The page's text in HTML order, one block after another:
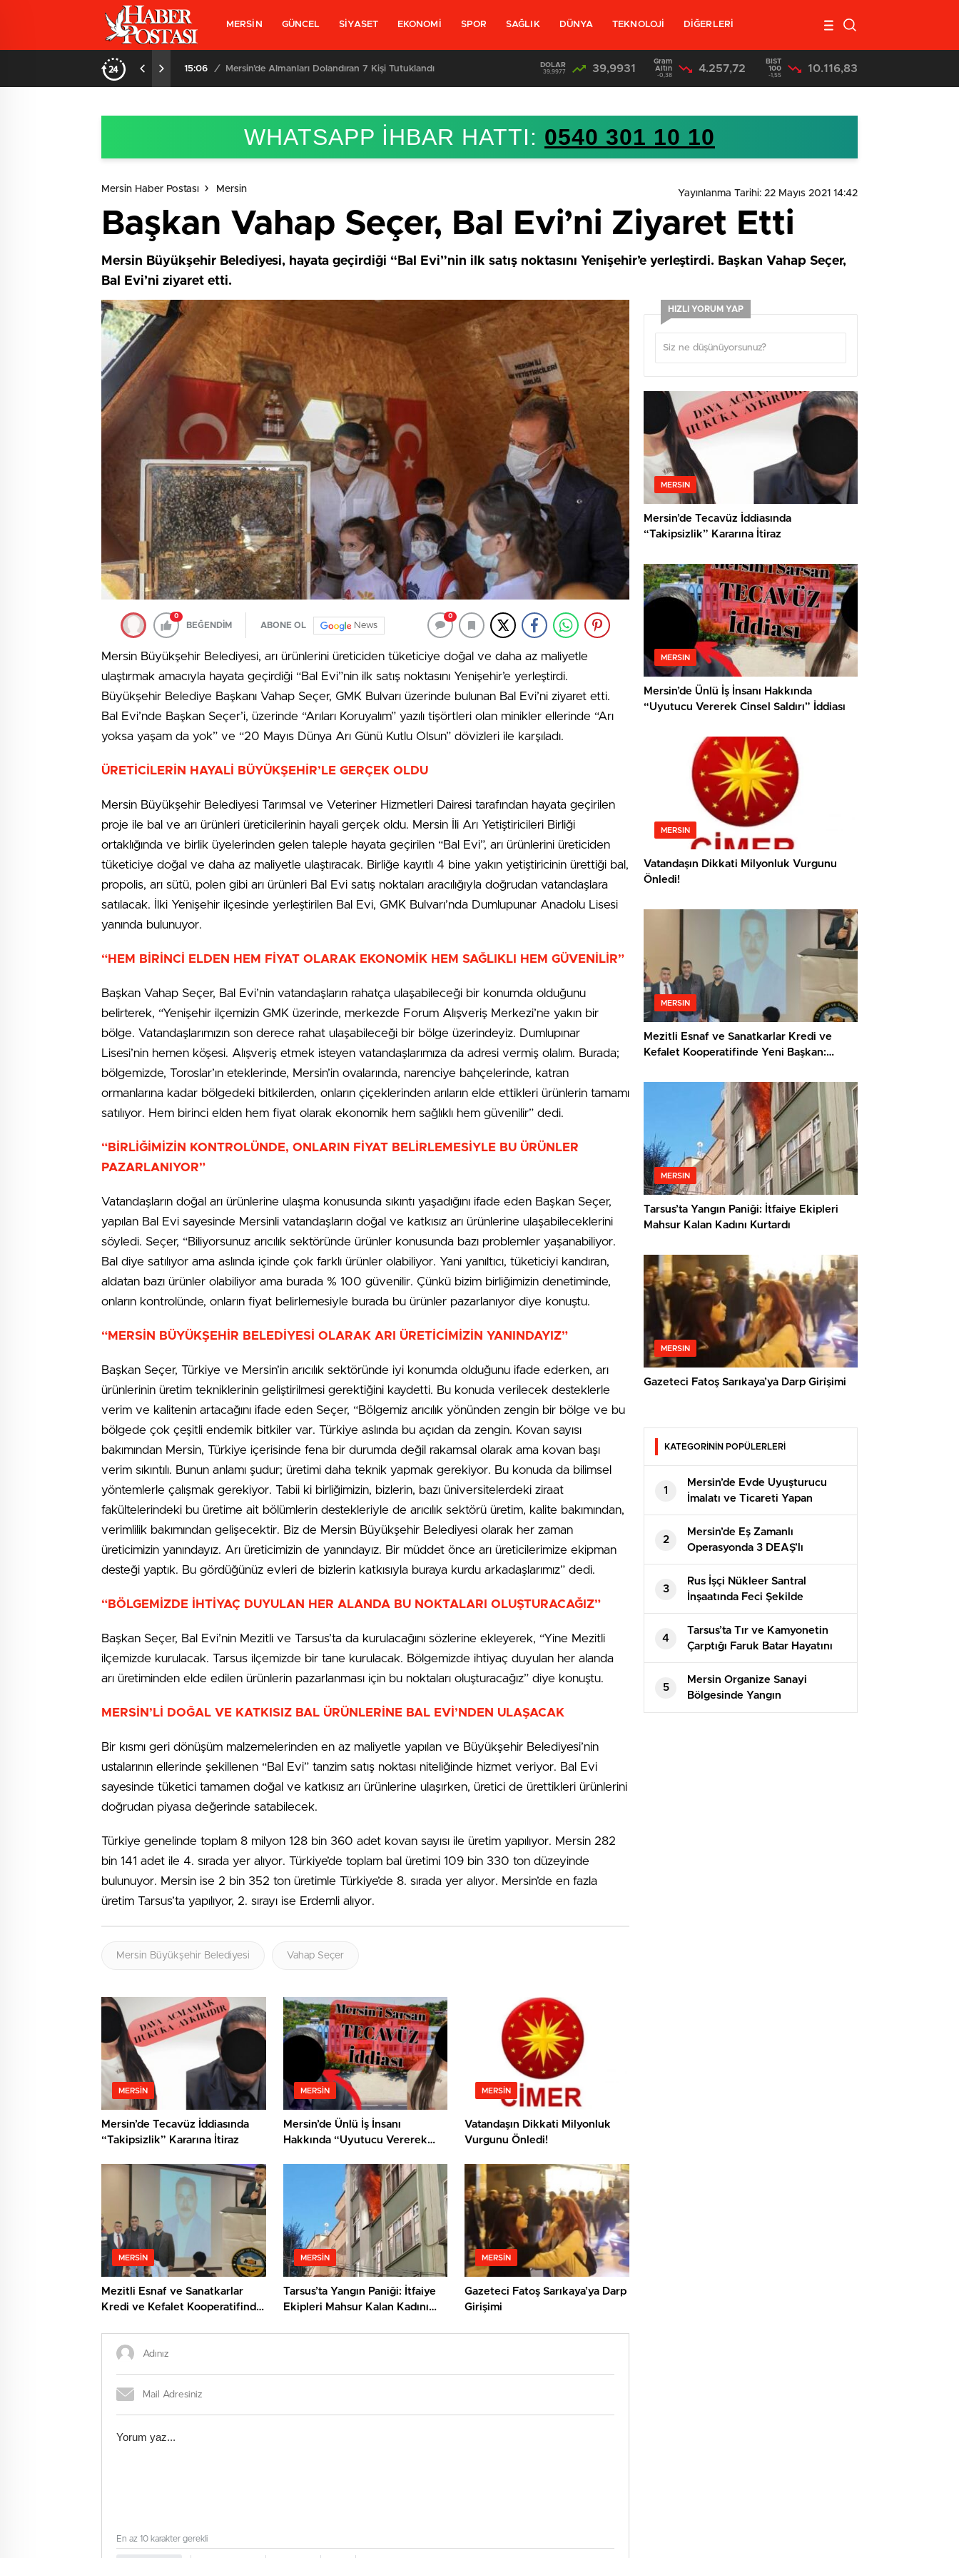
MERSİN GÜNCEL SİYASET EKONOMİ SPOR SAĞLIK DÜNYA TEKNOLOJİ DİĞERLERİ
15:06 / Mersin’de Almanları Dolandıran 7 Kişi Tutuklandı 17:36 / Mersin’de Uyuşturucu Satıcılarına Operasyon 3 Tutuklama
DOLAR
39,9977 39,9931
Gram
Altın
-0,38
4.257,72
BIST
100
-1,55
10.116,83
WHATSAPP İHBAR HATTI: 0540 301 10 10
Mersin Haber Postası Mersin Yayınlanma Tarihi: 22 Mayıs 2021 14:42
Başkan Vahap Seçer, Bal Evi’ni Ziyaret Etti
Mersin Büyükşehir Belediyesi, hayata geçirdiği “Bal Evi”nin ilk satış noktasını Yenişehir’e yerleştirdi. Başkan Vahap Seçer,
Bal Evi’ni ziyaret etti.
0
BEĞENDİM ABONE OL News
0
Mersin Büyükşehir Belediyesi, arı ürünlerini üreticiden tüketiciye doğal ve daha az maliyetle
ulaştırmak amacıyla hayata geçirdiği “Bal Evi”nin ilk satış noktasını Yenişehir’e yerleştirdi.
Büyükşehir Belediye Başkanı Vahap Seçer, GMK Bulvarı üzerinde bulunan Bal Evi’ni ziyaret etti.
Bal Evi’nde Başkan Seçer’i, üzerinde “Arıları Koruyalım” yazılı tişörtleri olan minikler ellerinde “Arı
yoksa yaşam da yok” ve “20 Mayıs Dünya Arı Günü Kutlu Olsun” dövizleri ile karşıladı.
ÜRETİCİLERİN HAYALİ BÜYÜKŞEHİR’LE GERÇEK OLDU
Mersin Büyükşehir Belediyesi Tarımsal ve Veteriner Hizmetleri Dairesi tarafından hayata geçirilen
proje ile bal ve arı ürünleri üreticilerinin hayali gerçek oldu. Mersin İli Arı Yetiştiricileri Birliği
ortaklığında ve birlik üyelerinden gelen taleple hayata geçirilen “Bal Evi”, arı ürünlerini üreticiden
tüketiciye doğal ve daha az maliyetle ulaştıracak. Birliğe kayıtlı 4 bine yakın yetiştiricinin ürettiği bal,
propolis, arı sütü, polen gibi arı ürünleri Bal Evi satış noktaları aracılığıyla doğrudan vatandaşlara
satılacak. İlki Yenişehir ilçesinde yerleştirilen Bal Evi, GMK Bulvarı’nda Dumlupunar Anadolu Lisesi
yanında bulunuyor.
“HEM BİRİNCİ ELDEN HEM FİYAT OLARAK EKONOMİK HEM SAĞLIKLI HEM GÜVENİLİR”
Başkan Vahap Seçer, Bal Evi’nin vatandaşların rahatça ulaşabileceği bir konumda olduğunu
belirterek, “Yenişehir ilçemizin GMK üzerinde, merkezde Forum Alışveriş Merkezi’ne yakın bir
bölge. Vatandaşlarımızın son derece rahat ulaşabileceği bir bölge üzerindeyiz. Dumlupınar
Lisesi’nin hemen köşesi. Alışveriş etmek isteyen vatandaşlarımıza da adresi vermiş olalım. Burada;
bölgemizde, Toroslar’ın eteklerinde, Mersin’in ovalarında, narenciye bahçelerinde, katran
ormanlarına kadar bölgedeki bitkilerden, onların çiçeklerinden arıların elde ettikleri ürünlerin tamamı
satılıyor. Hem birinci elden hem fiyat olarak ekonomik hem sağlıklı hem güvenilir” dedi.
“BİRLİĞİMİZİN KONTROLÜNDE, ONLARIN FİYAT BELİRLEMESİYLE BU ÜRÜNLER
PAZARLANIYOR”
Vatandaşların doğal arı ürünlerine ulaşma konusunda sıkıntı yaşadığını ifade eden Başkan Seçer,
yapılan Bal Evi sayesinde Mersinli vatandaşların doğal ve katkısız arı ürünlerine ulaşabileceklerini
söyledi. Seçer, “Biliyorsunuz arıcılık sektöründe ürünler konusunda bazı problemler yaşanabiliyor.
Bal diye satılıyor ama aslında içinde çok farklı ürünler olabiliyor. Yani yanıltıcı, tüketiciyi kandıran,
aldatan bazı ürünler olabiliyor ama burada % 100 güvenilir. Çünkü bizim birliğimizin denetiminde,
onların kontrolünde, onların fiyat belirlemesiyle burada bu ürünler pazarlanıyor diye konuştu.
“MERSİN BÜYÜKŞEHİR BELEDİYESİ OLARAK ARI ÜRETİCİMİZİN YANINDAYIZ”
Başkan Seçer, Türkiye ve Mersin’in arıcılık sektöründe iyi konumda olduğunu ifade ederken, arı
ürünlerinin üretim tekniklerinin geliştirilmesi gerektiğini kaydetti. Bu konuda verilecek desteklerle
verim ve kalitenin artacağını ifade eden Seçer, “Bölgemiz arıcılık yönünden zengin bir bölge ve bu
bölgede çok çeşitli endemik bitkiler var. Türkiye aslında bu açıdan da zengin. Kovan sayısı
bakımından Mersin, Türkiye içerisinde fena bir durumda değil rakamsal olarak ama kovan başı
verim sıkıntılı. Bunun anlamı şudur; üretimi daha teknik yapmak gerekiyor. Bu konuda da bilimsel
yöntemlerle çalışmak gerekiyor. Tabii ki birliğimizin, bizlerin, bazı üniversitelerdeki ziraat
fakültelerindeki bu üretime ait bölümlerin destekleriyle de arıcılık sektörü üretim, kalite bakımından,
verimlilik bakımından gelişecektir. Biz de Mersin Büyükşehir Belediyesi olarak her zaman
üreticimizin yanındayız. Arı üreticimizin de yanındayız. Bir müddet önce arı üreticilerimize ekipman
desteği yaptık. Bu gördüğünüz evleri de bizlerin katkısıyla buraya kurdu arkadaşlarımız” dedi.
“BÖLGEMİZDE İHTİYAÇ DUYULAN HER ALANDA BU NOKTALARI OLUŞTURACAĞIZ”
Başkan Seçer, Bal Evi’nin Mezitli ve Tarsus’ta da kurulacağını sözlerine ekleyerek, “Yine Mezitli
ilçemizde kurulacak. Tarsus ilçemizde bir tane kurulacak. Bölgemizde ihtiyaç duyulan her alanda
arı üretiminden elde edilen ürünlerin pazarlanması için bu noktaları oluşturacağız” diye konuştu.
MERSİN’Lİ DOĞAL VE KATKISIZ BAL ÜRÜNLERİNE BAL EVİ’NDEN ULAŞACAK
Bir kısmı geri dönüşüm malzemelerinden en az maliyetle yapılan ve Büyükşehir Belediyesi’nin
ustalarının ellerinde şekillenen “Bal Evi” tanzim satış noktası niteliğinde hizmet veriyor. Bal Evi
sayesinde tüketici tamamen doğal ve katkısız arı ürünlerine ulaşırken, üretici de ürettikleri ürünlerini
doğrudan piyasa değerinde satabilecek.
Türkiye genelinde toplam 8 milyon 128 bin 360 adet kovan sayısı ile üretim yapılıyor. Mersin 282
bin 141 adet ile 4. sırada yer alıyor. Türkiye’de toplam bal üretimi 109 bin 330 ton düzeyinde
bulunuyor. Mersin ise 2 bin 352 ton üretimle Türkiye’de 8. sırada yer alıyor. Mersin’de en fazla
üretim Tarsus’ta yapılıyor, 2. sırayı ise Erdemli alıyor.
Mersin Büyükşehir Belediyesi Vahap Seçer
MERSIN
Mersin’de Tecavüz İddiasında
“Takipsizlik” Kararına İtiraz
MERSIN
Mersin’de Ünlü İş İnsanı
Hakkında “Uyutucu Vererek
MERSIN
Vatandaşın Dikkati Milyonluk
Vurgunu Önledi!
MERSIN
Mezitli Esnaf ve Sanatkarlar
Kredi ve Kefalet Kooperatifinde
MERSIN
Tarsus’ta Yangın Paniği: İtfaiye
Ekipleri Mahsur Kalan Kadını
MERSIN
Gazeteci Fatoş Sarıkaya’ya Darp
Girişimi
En az 10 karakter gerekli
HIZLI YORUM YAP
MERSIN
Mersin’de Tecavüz İddiasında
“Takipsizlik” Kararına İtiraz
MERSIN
Mersin’de Ünlü İş İnsanı Hakkında
“Uyutucu Vererek Cinsel Saldırı” İddiası
MERSIN
Vatandaşın Dikkati Milyonluk Vurgunu
Önledi!
MERSIN
Mezitli Esnaf ve Sanatkarlar Kredi ve
Kefalet Kooperatifinde Yeni Başkan:
MERSIN
Tarsus’ta Yangın Paniği: İtfaiye Ekipleri
Mahsur Kalan Kadını Kurtardı
MERSIN
Gazeteci Fatoş Sarıkaya’ya Darp Girişimi
KATEGORİNİN POPÜLERLERİ
1
Mersin’de Evde Uyuşturucu
İmalatı ve Ticareti Yapan
Şahısa Suçüstü
2
Mersin’de Eş Zamanlı
Operasyonda 3 DEAŞ’lı
Yakalandı
3
Rus İşçi Nükleer Santral
İnşaatında Feci Şekilde
Hayatını Kaybetti
4
Tarsus’ta Tır ve Kamyonetin
Çarptığı Faruk Batar Hayatını
Kaybetti
5
Mersin Organize Sanayi
Bölgesinde Yangın